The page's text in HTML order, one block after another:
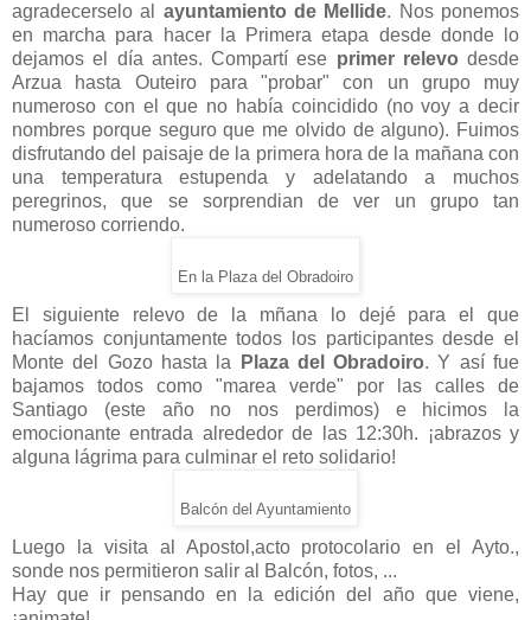
agradecerselo al ayuntamiento de Mellide. Nos ponemos
en marcha para hacer la Primera etapa desde donde lo
dejamos el día antes. Compartí ese primer relevo desde
Arzua hasta Outeiro para "probar" con un grupo muy
numeroso con el que no había coincidido (no voy a decir
nombres porque seguro que me olvido de alguno). Fuimos
disfrutando del paisaje de la primera hora de la mañana con
una temperatura estupenda y adelatando a muchos
peregrinos, que se sorprendian de ver un grupo tan
numeroso corriendo.
En la Plaza del Obradoiro
El siguiente relevo de la mñana lo dejé para el que
hacíamos conjuntamente todos los participantes desde el
Monte del Gozo hasta la
Plaza del Obradoiro. Y así fue
bajamos todos como "marea verde" por las calles de
Santiago (este año no nos perdimos) e hicimos la
emocionante entrada alrededor de las 12:30h. ¡abrazos y
alguna lágrima para culminar el reto solidario!
Balcón del Ayuntamiento
Luego la visita al Apostol,acto protocolario en el Ayto.,
sonde nos permitieron salir al Balcón, fotos, ...
Hay que ir pensando en la edición del año que viene,